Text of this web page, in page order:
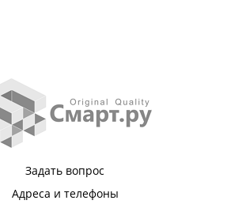
Задать вопрос
Адреса и телефоны